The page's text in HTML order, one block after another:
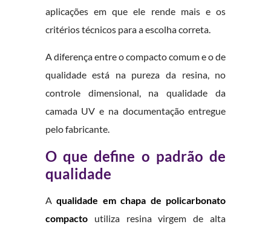
aplicações em que ele rende mais e os
critérios técnicos para a escolha correta.
A diferença entre o compacto comum e o de
qualidade está na pureza da resina, no
controle dimensional, na qualidade da
camada UV e na documentação entregue
pelo fabricante.
O que define o padrão de
qualidade
Aqualidade em chapa de policarbonato
compactoutiliza resina virgem de alta